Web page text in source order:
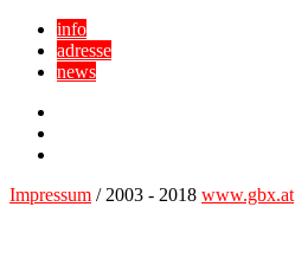
info
adresse
news
Impressum / 2003 - 2018 www.gbx.at